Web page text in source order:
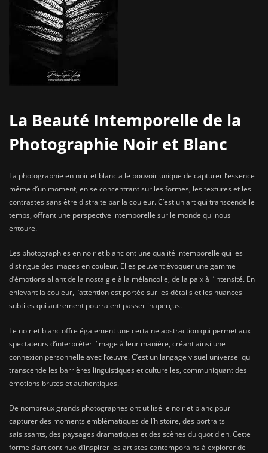
La Beauté Intemporelle de la
Photographie Noir et Blanc
La photographie en noir et blanc a le pouvoir unique de capturer l’essence
même d’un moment, en se concentrant sur les formes, les textures et les
contrastes sans être distraite par la couleur. C’est un art qui transcende le
temps, offrant une perspective intemporelle sur le monde qui nous
entoure.
Les photographies en noir et blanc ont une qualité intemporelle qui les
distingue des images en couleur. Elles peuvent évoquer une gamme
d’émotions allant de la nostalgie à la mélancolie, de la paix à l’intensité. En
enlevant la couleur, l’attention est portée sur les détails et les nuances
subtiles qui autrement pourraient passer inaperçus.
Le noir et blanc offre également une certaine abstraction qui permet aux
spectateurs d’interpréter l’image à leur manière, créant ainsi une
connexion personnelle avec l’œuvre. C’est un langage visuel universel qui
transcende les barrières linguistiques et culturelles, communiquant des
émotions brutes et authentiques.
De nombreux grands photographes ont utilisé le noir et blanc pour
capturer des moments emblématiques de l’histoire, des portraits
saisissants, des paysages dramatiques et des scènes du quotidien. Cette
forme d’art continue d’inspirer les artistes contemporains à explorer de